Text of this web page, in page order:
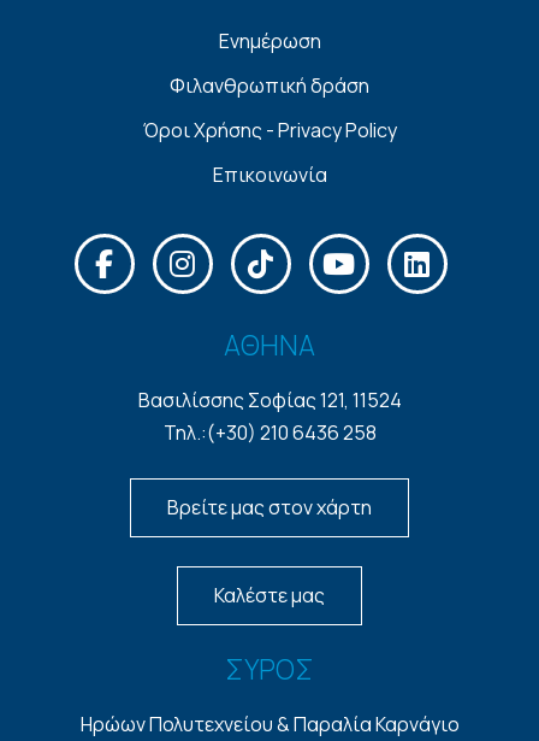
Ενημέρωση
Φιλανθρωπική δράση
Όροι Χρήσης - Privacy Policy
Επικοινωνία
ΑΘΗΝΑ
Βασιλίσσης Σοφίας 121, 11524
Τηλ.:(+30) 210 6436 258
Βρείτε μας στον χάρτη
Καλέστε μας
ΣΥΡΟΣ
Ηρώων Πολυτεχνείου & Παραλία Καρνάγιο